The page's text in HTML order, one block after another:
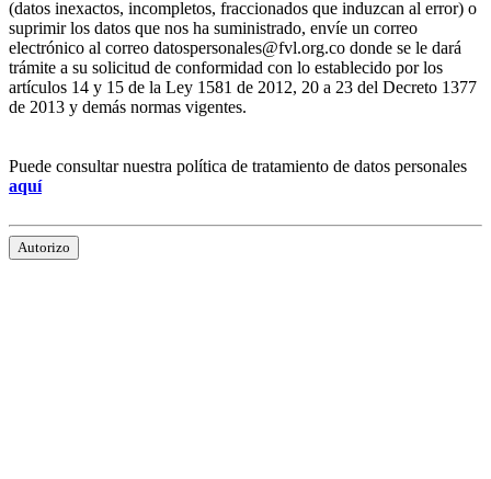
(datos inexactos, incompletos, fraccionados que induzcan al error) o
suprimir los datos que nos ha suministrado, envíe un correo
electrónico al correo datospersonales@fvl.org.co donde se le dará
trámite a su solicitud de conformidad con lo establecido por los
artículos 14 y 15 de la Ley 1581 de 2012, 20 a 23 del Decreto 1377
de 2013 y demás normas vigentes.
Puede consultar nuestra política de tratamiento de datos personales
aquí
Autorizo